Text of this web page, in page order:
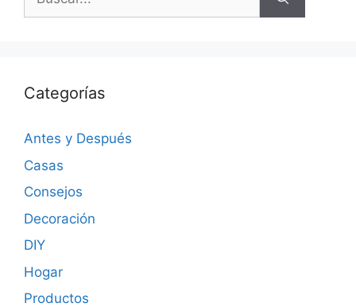
Categorías
Antes y Después
Casas
Consejos
Decoración
DIY
Hogar
Productos